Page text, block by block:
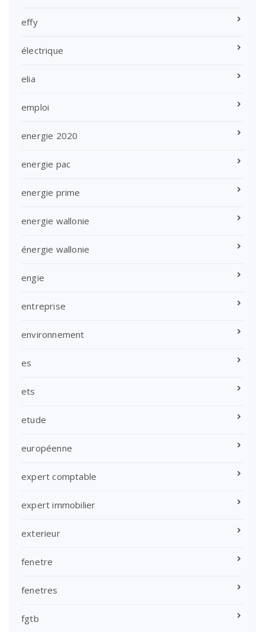
effy
électrique
elia
emploi
energie 2020
energie pac
energie prime
energie wallonie
énergie wallonie
engie
entreprise
environnement
es
ets
etude
européenne
expert comptable
expert immobilier
exterieur
fenetre
fenetres
fgtb